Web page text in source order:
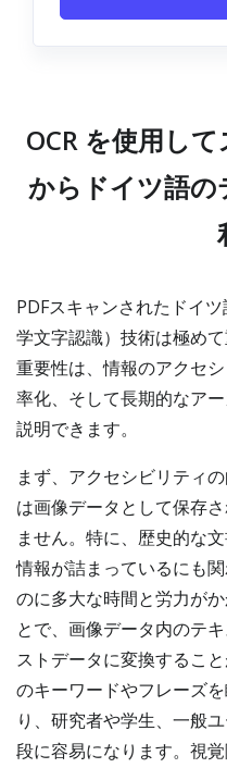
OCR を使用し
からドイツ語の
PDFスキャンされたドイ
学文字認識）技術は極め
重要性は、情報のアクセ
率化、そして長期的なア
説明できます。
まず、アクセシビリティ
は画像データとして保存
ません。特に、歴史的な
情報が詰まっているにも
のに多大な時間と労力が
とで、画像データ内のテ
ストデータに変換するこ
のキーワードやフレーズ
り、研究者や学生、一般
段に容易になります。視